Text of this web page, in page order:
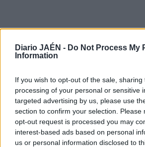
Diario JAÉN - Do Not Process My
Information
If you wish to opt-out of the sale,
processing of your personal or sensitive
targeted advertising by us, please use
section to confirm your selection. Please
opt-out request is processed you may
interest-based ads based on personal
us or personal information disclosed to